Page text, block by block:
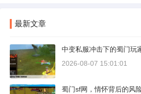
最新文章
中变私服冲击下的蜀门玩
2026-08-07 15:01:01
蜀门sf网，情怀背后的风